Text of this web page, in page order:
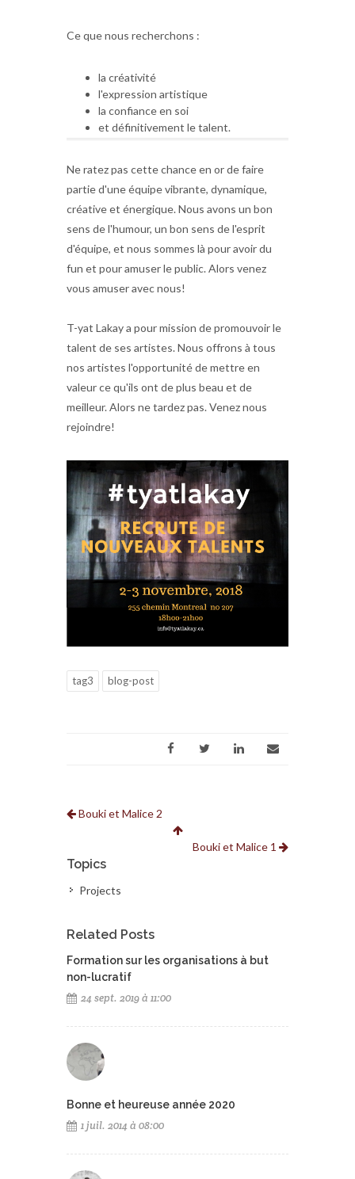
Ce que nous recherchons :
la créativité
l'expression artistique
la confiance en soi
et définitivement le talent.
Ne ratez pas cette chance en or de faire
partie d'une équipe vibrante, dynamique,
créative et énergique. Nous avons un bon
sens de l'humour, un bon sens de l'esprit
d'équipe, et nous sommes là pour avoir du
fun et pour amuser le public. Alors venez
vous amuser avec nous!
T-yat Lakay a pour mission de promouvoir le
talent de ses artistes. Nous offrons à tous
nos artistes l'opportunité de mettre en
valeur ce qu'ils ont de plus beau et de
meilleur. Alors ne tardez pas. Venez nous
rejoindre!
tag3 blog-post
Bouki et Malice 2
Bouki et Malice 1
Topics
Projects
Related Posts
Formation sur les organisations à but
non-lucratif
24 sept. 2019 à 11:00
Bonne et heureuse année 2020
1 juil. 2014 à 08:00